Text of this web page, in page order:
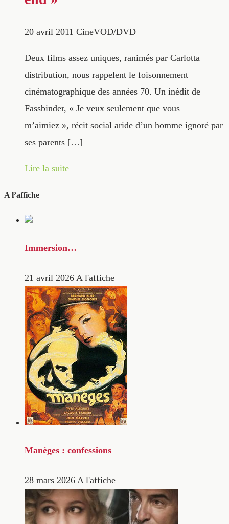
20 avril 2011 CineVOD/DVD
Deux films assez uniques, ranimés par Carlotta
distribution, nous rappelent le foisonnement
cinématographique des années 70. Un inédit de
Fassbinder, « Je veux seulement que vous
m’aimiez », récit social aride d’un homme ignoré par
ses parents […]
Lire la suite
A l’affiche
Immersion…
21 avril 2026 A l'affiche
Manèges : confessions
28 mars 2026 A l'affiche